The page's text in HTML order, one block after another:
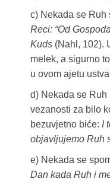
c) Nekada se Ruh
Reci: “Od
Kuds(Nahl, 102).
melek, a sigurno
u ovom ajetu
d) Nekada se
vezanosti za bilo
bezuvjetno biće: I
objavljujemo Ruh
e) Nekada se
Dan kada Ruh i